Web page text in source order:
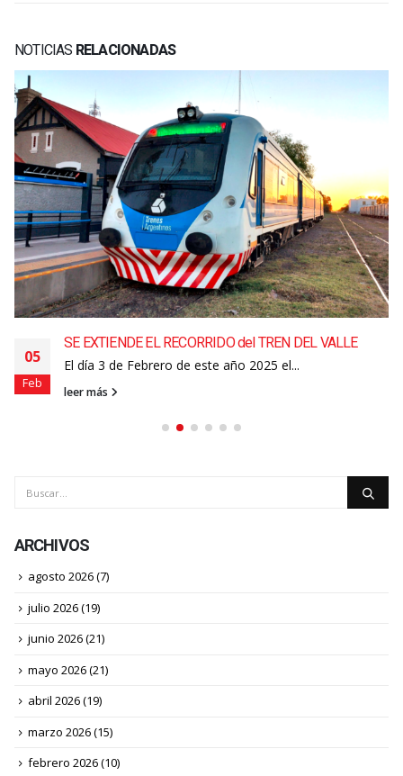
NOTICIAS RELACIONADAS
05
Feb
SE EXTIENDE EL RECORRIDO del TREN DEL VALLE
El día 3 de Febrero de este año 2025 el...
leer más
ARCHIVOS
agosto 2026(7)
julio 2026(19)
junio 2026(21)
mayo 2026(21)
abril 2026(19)
marzo 2026(15)
febrero 2026(10)